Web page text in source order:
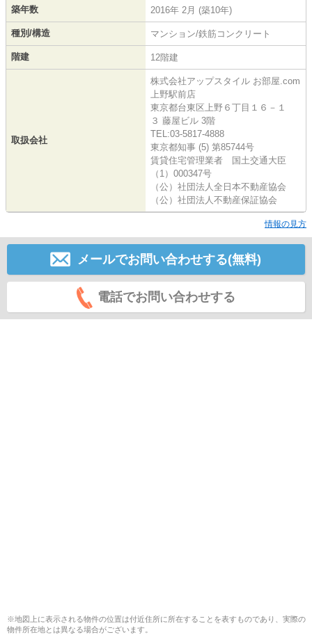
築年数 2016年 2月 (築10年)
種別/構造 マンション/鉄筋コンクリート
階建 12階建
取扱会社
株式会社アップスタイル お部屋.com
上野駅前店
東京都台東区上野６丁目１６－１
３ 藤屋ビル 3階
TEL:03-5817-4888
東京都知事 (5) 第85744号
賃貸住宅管理業者 国土交通大臣
（1）000347号
（公）社団法人全日本不動産協会
（公）社団法人不動産保証協会
情報の見方
メールでお問い合わせする(無料)
電話でお問い合わせする
※地図上に表示される物件の位置は付近住所に所在することを表すものであり、実際の
物件所在地とは異なる場合がございます。